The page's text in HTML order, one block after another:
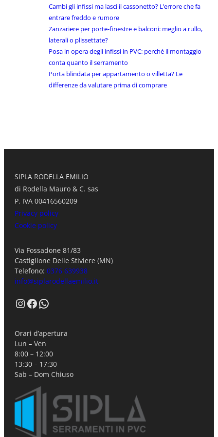
Cambi gli infissi ma lasci il cassonetto? L’errore che fa
entrare freddo e rumore
Zanzariere per porte-finestre e balconi: meglio a rullo,
laterali o plissettate?
Posa in opera degli infissi in PVC: perché il montaggio
conta quanto il serramento
Porta blindata per appartamento o villetta? Le
differenze da valutare prima di comprare
SIPLA RODELLA EMILIO
di Rodella Mauro & C. sas
P. IVA 00416560209
Privacy policy
Cookie policy
Via Fossadone 81/83
Castiglione Delle Stiviere (MN)
Telefono:0376 639938
info@siplarodellaemilio.it
InstagramFacebook WhatsApp
Orari d’apertura
Lun – Ven
8:00 – 12:00
13:30 – 17:30
Sab – Dom Chiuso